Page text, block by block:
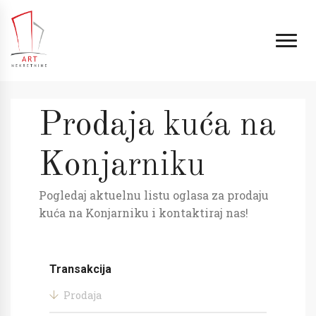
Prodaja kuća na
Konjarniku
Pogledaj aktuelnu listu oglasa za prodaju
kuća na Konjarniku i kontaktiraj nas!
Transakcija
Prodaja